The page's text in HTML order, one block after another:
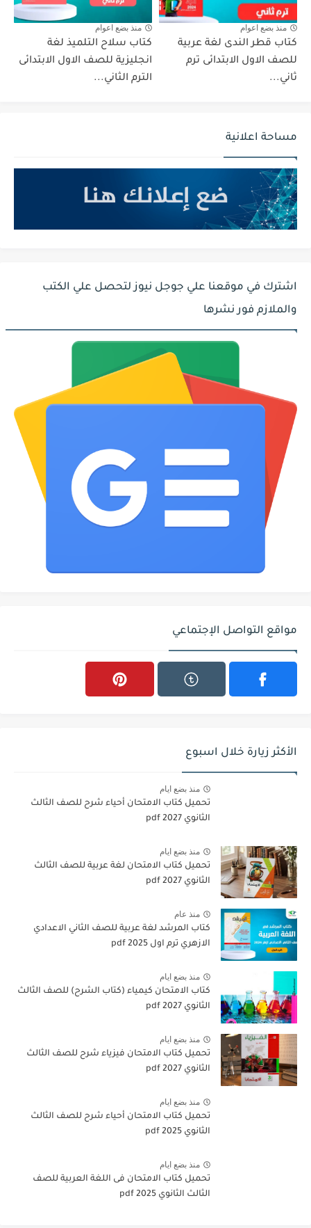
منذ بضع اعوام
كتاب قطر الندى لغة عربية
للصف الاول الابتدائى ترم
ثاني...
منذ بضع اعوام
كتاب سلاح التلميذ لغة
انجليزية للصف الاول الابتدائى
الترم الثاني...
مساحة اعلانية
اشترك في موقعنا علي جوجل نيوز لتحصل علي الكتب
والملازم فور نشرها
مواقع التواصل الإجتماعي
الأكثر زيارة خلال اسبوع
منذ بضع ايام
تحميل كتاب الامتحان أحياء شرح للصف الثالث
الثانوي 2027 pdf
منذ بضع ايام
تحميل كتاب الامتحان لغة عربية للصف الثالث
الثانوي 2027 pdf
منذ عام
كتاب المرشد لغة عربية للصف الثاني الاعدادي
الازهري ترم اول 2025 pdf
منذ بضع ايام
كتاب الامتحان كيمياء (كتاب الشرح) للصف الثالث
الثانوي pdf 2027
منذ بضع ايام
تحميل كتاب الامتحان فيزياء شرح للصف الثالث
الثانوي 2027 pdf
منذ بضع ايام
تحميل كتاب الامتحان أحياء شرح للصف الثالث
الثانوي 2025 pdf
منذ بضع ايام
تحميل كتاب الامتحان فى اللغة العربية للصف
الثالث الثانوي 2025 pdf